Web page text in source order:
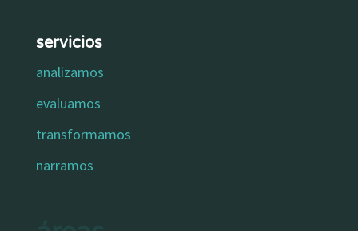
servicios
analizamos
evaluamos
transformamos
narramos